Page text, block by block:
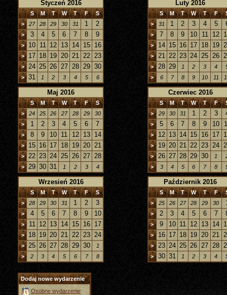
Styczeń 2016
S M T W T F
S
>
27 28 29 30 31 1 2
> 3 4 5 6 7 8 9
> 10 11 12 13 14 15 16
> 17 18 19 20 21 22 23
> 24 25 26 27 28 29 30
> 31 1 2 3 4 5 6
Luty 2016
S M T W T F
>
31 1 2 3 4 5
> 7 8 9 10 11 12
> 14 15 16 17 18 19
> 21 22 23 24 25 26
> 28 29 1 2 3 4
>
6 7 8 9 10 11
Maj 2016
S M T W T F
S
>
24 25 26 27 28 29
30
>
1 2 3 4 5 6 7
> 8 9 10 11 12 13 14
> 15 16 17 18 19 20 21
> 22 23 24 25 26 27 28
> 29 30 31 1 2 3 4
Czerwiec 2016
S M T W T F
>
29 30 31 1 2 3
> 5 6 7 8 9 10
> 12 13 14 15 16 17
> 19 20 21 22 23 24
> 26 27 28 29 30 1
>
3 4 5 6 7 8
Wrzesień 2016
S M T W T F
S
>
28 29 30 31 1 2 3
> 4 5 6 7 8 9 10
> 11 12 13 14 15 16 17
> 18 19 20 21 22 23 24
> 25 26 27 28 29 30
1
>
2 3 4 5 6 7 8
Październik 2016
S M T W T F
>
25 26 27 28 29 30
> 2 3 4 5 6 7
> 9 10 11 12 13 14
> 16 17 18 19 20 21
> 23 24 25 26 27 28
> 30 31 1 2 3 4
Dodaj nowe wydarzenie
Osobne wydarzenie